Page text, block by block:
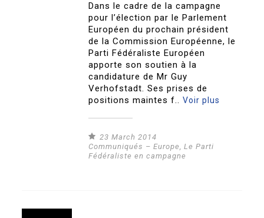
Dans le cadre de la campagne
pour l’élection par le Parlement
Européen du prochain président
de la Commission Européenne, le
Parti Fédéraliste Européen
apporte son soutien à la
candidature de Mr Guy
Verhofstadt. Ses prises de
positions maintes f..Voir plus
23 March 2014
Communiqués – Europe,Le Parti
Fédéraliste en campagne